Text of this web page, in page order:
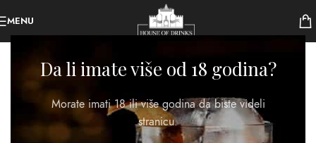
Da li imate više od 18 godina?
Morate imati 18 ili više godina da biste videli
stranicu.
MENU